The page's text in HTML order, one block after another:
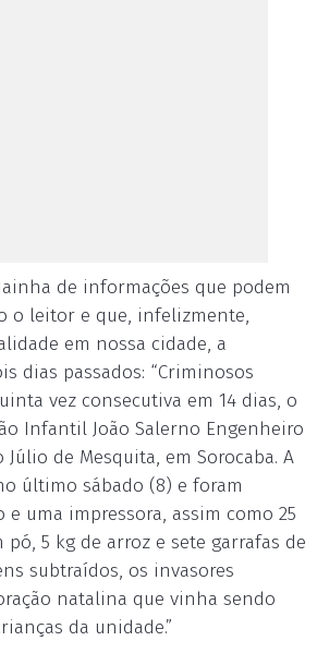
de informações que podem
o leitor e que, infelizmente,
em nossa cidade, a
dias passados: “Criminosos
vez consecutiva em 14 dias, o
Infantil João Salerno Engenheiro
Júlio de Mesquita, em Sorocaba. A
último sábado (8) e foram
uma impressora, assim como 25
5 kg de arroz e sete garrafas de
subtraídos, os invasores
natalina que vinha sendo
da unidade.”